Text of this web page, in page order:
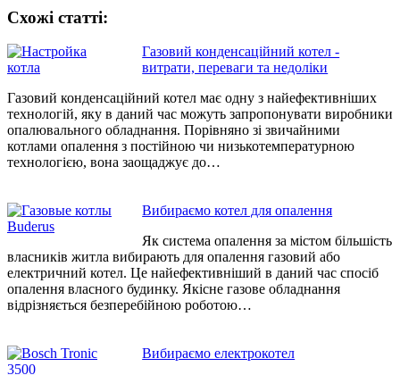
Схожі статті:
Газовий конденсаційний котел -
витрати, переваги та недоліки
Газовий конденсаційний котел має одну з найефективніших
технологій, яку в даний час можуть запропонувати виробники
опалювального обладнання. Порівняно зі звичайними
котлами опалення з постійною чи низькотемпературною
технологією, вона заощаджує до…
Вибираємо котел для опалення
Як система опалення за містом більшість
власників житла вибирають для опалення газовий або
електричний котел. Це найефективніший в даний час спосіб
опалення власного будинку. Якісне газове обладнання
відрізняється безперебійною роботою…
Вибираємо електрокотел
Навігація
записів